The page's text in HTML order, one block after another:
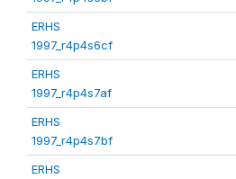
ERHS
1997_r4p4s6cf
ERHS
1997_r4p4s7af
ERHS
1997_r4p4s7bf
ERHS